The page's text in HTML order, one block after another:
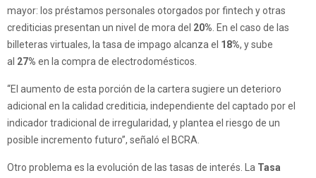
mayor: los préstamos personales otorgados por fintech y otras
crediticias presentan un nivel de mora del 20% . En el caso de las
billeteras virtuales, la tasa de impago alcanza el 18%, y sube
al 27% en la compra de electrodomésticos.
“El aumento de esta porción de la cartera sugiere un deterioro
adicional en la calidad crediticia, independiente del captado por el
indicador tradicional de irregularidad, y plantea el riesgo de un
posible incremento futuro”, señaló el BCRA.
Otro problema es la evolución de las tasas de interés. La Tasa